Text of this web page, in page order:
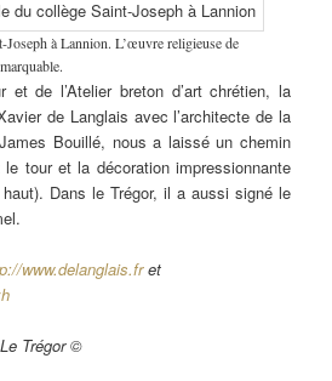
Joseph à Lannion. L’œuvre religieuse de
de l’Atelier breton d’art chrétien, la
de Langlais avec l’architecte de la
Bouillé, nous a laissé un chemin
tour et la décoration impressionnante
Dans le Trégor, il a aussi signé le
www.delanglais.fret
Trégor ©